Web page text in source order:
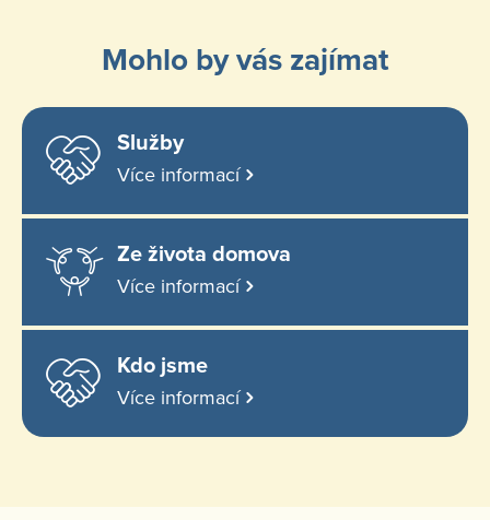
Mohlo by vás zajímat
Služby
Více informací
Ze života domova
Více informací
Kdo jsme
Více informací